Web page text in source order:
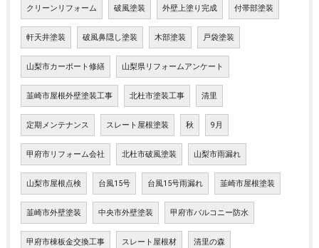
クリーンリフォーム 破風塗装 外壁上塗り完成 付帯部塗装
軒天井塗装 破風鼻隠し塗装 木部塗装 戸袋塗装
山梨市カーポート修繕 山梨県リフォームアンケート
韮崎市屋根外壁塗装工事 北杜市塗装工事 清里
定期メンテナンス スレート屋根塗装 秋 9月
甲府市リフォーム会社 北杜市破風塗装 山梨市雨漏れ
山梨市屋根点検 台風15号 台風15号雨漏れ 韮崎市屋根塗装
韮崎市外壁塗装 中央市外壁塗装 甲府市バルコニー防水
甲府市棟板金交換工事 スレート屋根材 清里の森